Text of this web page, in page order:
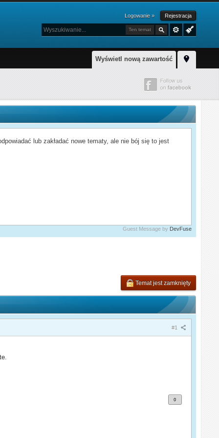
Logowanie » Rejestracja
Ten temat
Wyświetl nową zawartość
lub zakładać nowe tematy, ale nie bój się to jest
Guest Message by DevFuse
Temat jest zamknięty
#1
0